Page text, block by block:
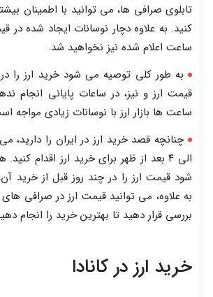
تابلوی صرافی ها، می توانید با اطمینان
کنید. به علاوه دچار نوسانات ایجاد شده در
ساعت اعلام شده نیز نخواهید شد.
به طور کلی توصیه می شود خرید ارز را در
قیمت ارز و نیز، در ساعات پایانی انجام
ساعت ها بازار ارز با نوسانات زیادی مواجه
الی ۴ بعد از ظهر برای خرید ارز اقدام
شود قیمت ارز را در چند روز قبل از خرید
به علاوه، می توانید قیمت ارز در صرافی
بررسی قرار دهید تا بهترین خرید را انجام
خرید ارز در کانادا